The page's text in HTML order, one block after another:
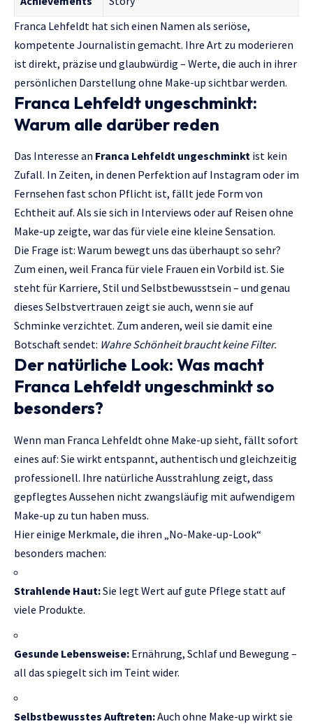
Franca Lehfeldt hat sich einen Namen als seriöse,
kompetente Journalistin gemacht. Ihre Art zu moderieren
ist direkt, präzise und glaubwürdig – Werte, die auch in ihrer
persönlichen Darstellung ohne Make-up sichtbar werden.
Franca Lehfeldt ungeschminkt:
Warum alle darüber reden
Das Interesse an Franca Lehfeldt ungeschminkt ist kein
Zufall. In Zeiten, in denen Perfektion auf Instagram oder im
Fernsehen fast schon Pflicht ist, fällt jede Form von
Echtheit auf. Als sie sich in Interviews oder auf Reisen ohne
Make-up zeigte, war das für viele eine kleine Sensation.
Die Frage ist: Warum bewegt uns das überhaupt so sehr?
Zum einen, weil Franca für viele Frauen ein Vorbild ist. Sie
steht für Karriere, Stil und Selbstbewusstsein – und genau
dieses Selbstvertrauen zeigt sie auch, wenn sie auf
Schminke verzichtet. Zum anderen, weil sie damit eine
Botschaft sendet: Wahre Schönheit braucht keine Filter.
Der natürliche Look: Was macht
Franca Lehfeldt ungeschminkt so
besonders?
Wenn man Franca Lehfeldt ohne Make-up sieht, fällt sofort
eines auf: Sie wirkt entspannt, authentisch und gleichzeitig
professionell. Ihre natürliche Ausstrahlung zeigt, dass
gepflegtes Aussehen nicht zwangsläufig mit aufwendigem
Make-up zu tun haben muss.
Hier einige Merkmale, die ihren „No-Make-up-Look“
besonders machen:
Strahlende Haut:Sie legt Wert auf gute Pflege statt auf
viele Produkte.
Gesunde Lebensweise: Ernährung, Schlaf und Bewegung –
all das spiegelt sich im Teint wider.
Selbstbewusstes Auftreten:Auch ohne Make-up wirkt sie